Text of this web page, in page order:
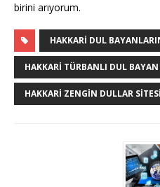
birini arıyorum.
HAKKARI DUL
HAKKARI TÜRBANLI DUL
HAKKARI ZENGIN DULLAR SITESI